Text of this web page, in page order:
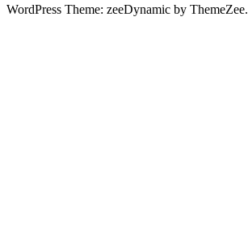
WordPress Theme: zeeDynamic by ThemeZee.